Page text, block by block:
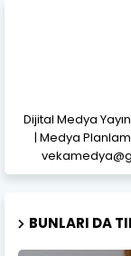
Dijital Medya
| Medya
BUNLARI DA